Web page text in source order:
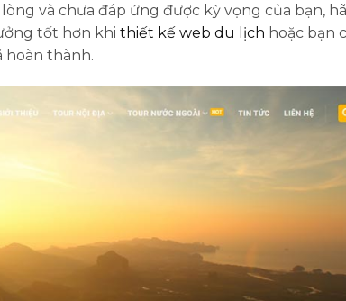
và chưa đáp ứng được kỳ vọng của bạn,
tốt hơn khi thiết kế web du lịch hoặc bạn
hoàn thành.